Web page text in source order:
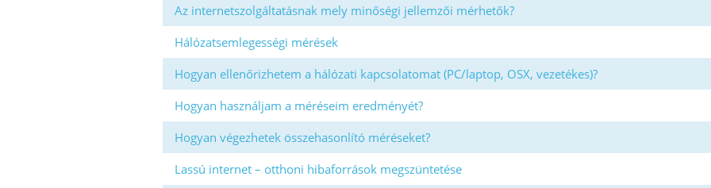
Az internetszolgáltatásnak mely minőségi jellemzői mérhetők?
Hálózatsemlegességi mérések
Hogyan ellenőrizhetem a hálózati kapcsolatomat (PC/laptop, OSX, vezetékes)?
Hogyan használjam a méréseim eredményét?
Hogyan végezhetek összehasonlító méréseket?
Lassú internet – otthoni hibaforrások megszüntetése